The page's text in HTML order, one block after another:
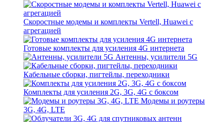
Скоростные модемы и комплекты Vertell, Huawei с
агрегацией
Готовые комплекты для усиления 4G интернета
Антенны, усилители 5G
Кабельные сборки, пигтейлы, переходники
Комплекты для усиления 2G, 3G, 4G с боксом
Модемы и роутеры
3G, 4G, LTE